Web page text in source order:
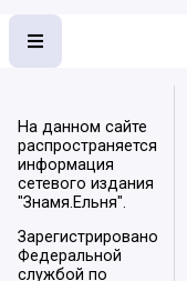
На данном сайте
распространяется
информация
сетевого издания
"Знамя.Ельня".
Зарегистрировано
Федеральной
службой по